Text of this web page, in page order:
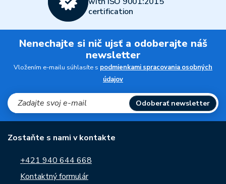
certification
Nenechajte si nič ujsť a odoberajte náš
newsletter
Vložením e-mailu súhlasíte s podmienkami spracovania osobných
údajov
Odoberať newsletter
Zostaňte s nami v kontakte
+421 940 644 668
Kontaktný formulár